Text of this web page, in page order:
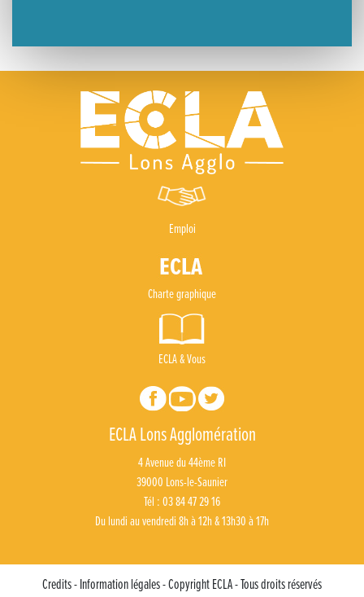
Emploi
Charte graphique
ECLA & Vous
ECLA Lons Agglomération
4 Avenue du 44ème RI
39000 Lons-le-Saunier
Tél : 03 84 47 29 16
Du lundi au vendredi 8h à 12h & 13h30 à 17h
Credits - Information légales - Copyright ECLA - Tous droits réservés